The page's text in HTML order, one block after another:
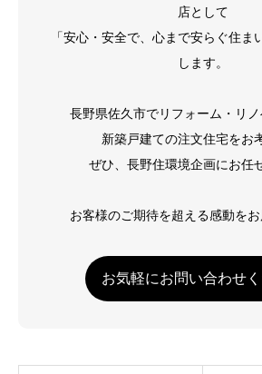
店として
「安心・安全で、心まで安らぐ住ま
します。
長野県佐久市でリフォーム・リノ
新築戸建ての注文住宅をお
ぜひ、長野住環境企画にお任
お客様のご期待を超える感動をお
お気軽にお問い合わせ